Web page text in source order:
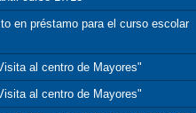
en préstamo para el curso escolar
al centro de Mayores"
al centro de Mayores"